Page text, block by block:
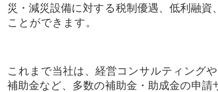
災・減災設備に対する税制優遇、低利融
ことができます。
これまで当社は、経営コンサルティング
補助金など、多数の補助金・助成金の申